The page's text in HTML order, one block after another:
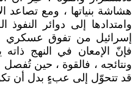
هشاشة بنياتها ، ومع تصاعد
وامتدادها إلى دوائر
إسرائيل من تفوق عسكري
فإنّ الإمعان في النهج
ونتائجه ، فالقوة ، حين
قد تتحوّل إلى عبءٍ بدل أن